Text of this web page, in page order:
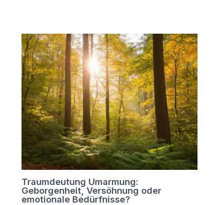
Traumdeutung Umarmung:
Geborgenheit, Versöhnung oder
emotionale Bedürfnisse?